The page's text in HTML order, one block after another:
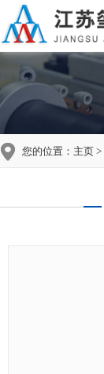
您的位置： 主页 >